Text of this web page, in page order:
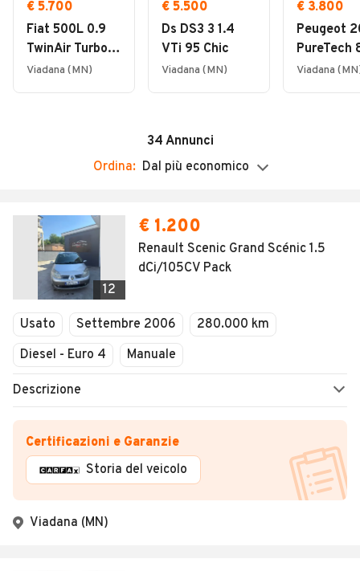
Chiuso
€ 5.700
Fiat 500L 0.9
TwinAir Turbo
Natural Power
Viadana (MN)
€ 5.500
Ds DS3 3 1.4
VTi 95 Chic
Viadana (MN)
€ 3.800
Peugeot
PureTech
5p. GPL
Viadana
34 Annunci
Ordina: Dal più economico
12
€ 1.200
Renault Scenic Grand Scénic 1.5
dCi/105CV Pack
Usato Settembre 2006
280.000 km
Diesel - Euro 4
Manuale
Descrizione
Certificazioni e Garanzie
Storia del veicolo
Viadana (MN)